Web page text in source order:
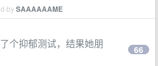
bySAAAAAAME
个抑郁测试，结果她朋
66